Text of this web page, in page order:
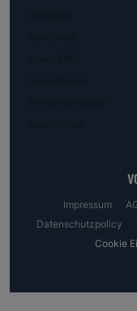
Impressum
Datenschutzpolicy
Cookie